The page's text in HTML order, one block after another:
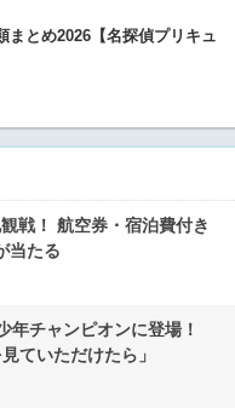
まとめ2026【名探偵プリキュ
戦！ 航空券・宿泊費付き
当たる
年チャンピオンに登場！
ていただけたら」